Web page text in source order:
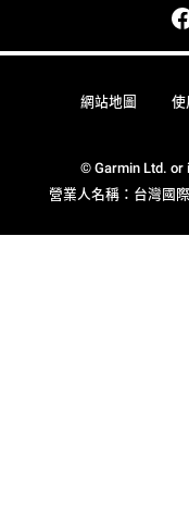
© Garmin Ltd. or
營業人名稱：台灣國
網站地圖 使